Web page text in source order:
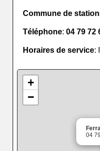
Commune de
Téléphone:04 79 72
Horaires de service:
04
+
−